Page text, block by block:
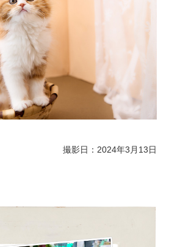
撮影日：2024年3月13日